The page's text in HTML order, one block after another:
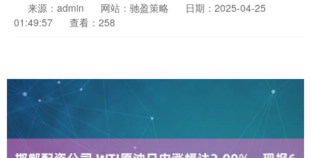
来源：admin 网站：驰盈策略
日期：2025-04-25
01:49:57
查看：258